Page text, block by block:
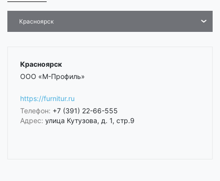
Красноярск
Красноярск
ООО «М-Профиль»
https://furnitur.ru
Телефон: +7 (391) 22-66-555
Адрес: улица Кутузова, д. 1, стр.9